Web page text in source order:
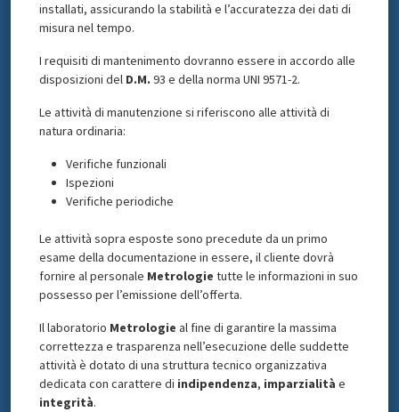
installati, assicurando la stabilità e l’accuratezza dei dati di
misura nel tempo.
I requisiti di mantenimento dovranno essere in accordo alle
disposizioni del D.M. 93 e della norma UNI 9571-2.
Le attività di manutenzione si riferiscono alle attività di
natura ordinaria:
Verifiche funzionali
Ispezioni
Verifiche periodiche
Le attività sopra esposte sono precedute da un primo
esame della documentazione in essere, il cliente dovrà
fornire al personale Metrologie tutte le informazioni in suo
possesso per l’emissione dell’offerta.
Il laboratorio Metrologie al fine di garantire la massima
correttezza e trasparenza nell’esecuzione delle suddette
attività è dotato di una struttura tecnico organizzativa
dedicata con carattere di indipendenza, imparzialità e
integrità.